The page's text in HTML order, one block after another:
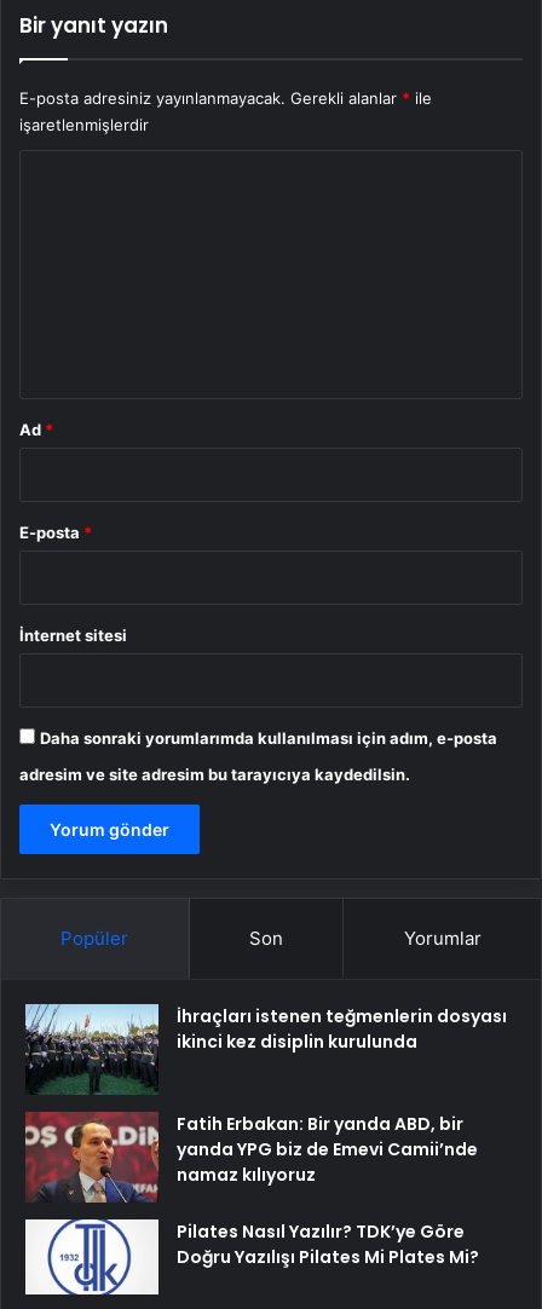
Bir yanıt yazın
E-posta adresiniz yayınlanmayacak. Gerekli alanlar * ile
işaretlenmişlerdir
Ad *
E-posta *
İnternet sitesi
Daha sonraki yorumlarımda kullanılması için adım, e-posta
adresim ve site adresim bu tarayıcıya kaydedilsin.
Popüler Son Yorumlar
İhraçları istenen teğmenlerin dosyası
ikinci kez disiplin kurulunda
Fatih Erbakan: Bir yanda ABD, bir
yanda YPG biz de Emevi Camii’nde
namaz kılıyoruz
Pilates Nasıl Yazılır? TDK’ye Göre
Doğru Yazılışı Pilates Mi Plates Mi?